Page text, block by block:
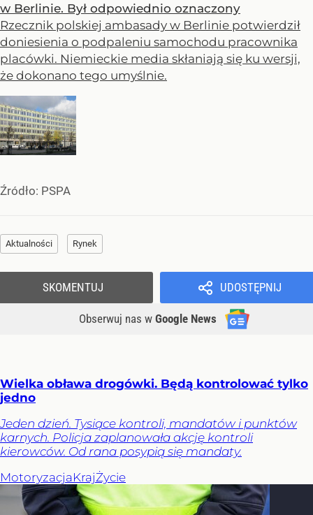
w Berlinie. Był odpowiednio oznaczony
Rzecznik polskiej ambasady w Berlinie potwierdził
doniesienia o podpaleniu samochodu pracownika
placówki. Niemieckie media skłaniają się ku wersji,
że dokonano tego umyślnie.
Źródło: PSPA
Aktualności Rynek
UDOSTĘPNIJ
Obserwuj nas w Google News
SKOMENTUJ
Wielka obława drogówki. Będą kontrolować tylko
jedno
Jeden dzień. Tysiące kontroli, mandatów i punktów
karnych. Policja zaplanowała akcję kontroli
kierowców. Od rana posypią się mandaty.
MotoryzacjaKrajŻycie